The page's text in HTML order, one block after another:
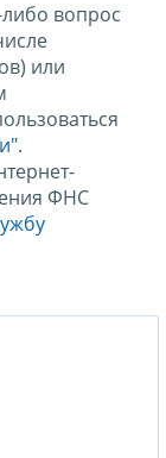
вопрос
или
.
ФНС